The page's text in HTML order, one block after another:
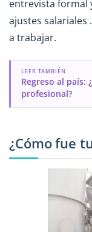
entrevista formal
ajustes salariales
a trabajar.
LEER TAMBIÉN
Regreso al país:
profesional?
¿Cómo fue